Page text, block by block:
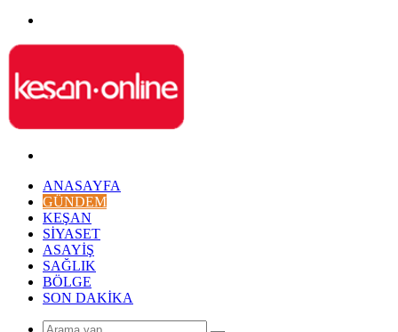
...
ANASAYFA
GÜNDEM
KEŞAN
SIYASET
ASAYIŞ
SAĞLIK
BÖLGE
SON DAKIKA